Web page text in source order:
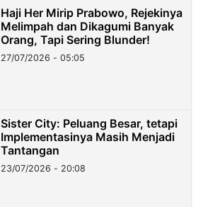
Haji Her Mirip Prabowo, Rejekinya
Melimpah dan Dikagumi Banyak
Orang, Tapi Sering Blunder!
27/07/2026 - 05:05
Sister City: Peluang Besar, tetapi
Implementasinya Masih Menjadi
Tantangan
23/07/2026 - 20:08